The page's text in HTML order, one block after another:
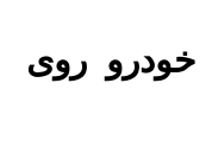
خودرو روی